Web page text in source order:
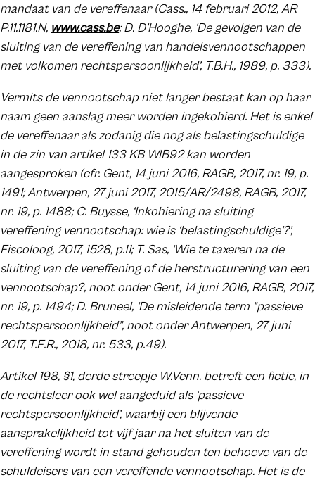
mandaat van de vereffenaar (Cass., 14 februari 2012, AR
P.11.1181.N, www.cass.be; D. D’Hooghe, ‘De gevolgen van de
sluiting van de vereffening van handelsvennootschappen
met volkomen rechtspersoonlijkheid’, T.B.H., 1989, p. 333).
Vermits de vennootschap niet langer bestaat kan op haar
naam geen aanslag meer worden ingekohierd. Het is enkel
de vereffenaar als zodanig die nog als belastingschuldige
in de zin van artikel 133 KB WIB92 kan worden
aangesproken (cfr. Gent, 14 juni 2016, RAGB, 2017, nr. 19, p.
1491; Antwerpen, 27 juni 2017, 2015/AR/2498, RAGB, 2017,
nr. 19, p. 1488; C. Buysse, ‘Inkohiering na sluiting
vereffening vennootschap: wie is ‘belastingschuldige’?’,
Fiscoloog, 2017, 1528, p.11; T. Sas, ‘Wie te taxeren na de
sluiting van de vereffening of de herstructurering van een
vennootschap?, noot onder Gent, 14 juni 2016, RAGB, 2017,
nr. 19, p. 1494; D. Bruneel, ‘De misleidende term “passieve
rechtspersoonlijkheid”, noot onder Antwerpen, 27 juni
2017, T.F.R., 2018, nr. 533, p.49).
Artikel 198, §1, derde streepje W.Venn. betreft een fictie, in
de rechtsleer ook wel aangeduid als ‘passieve
rechtspersoonlijkheid’, waarbij een blijvende
aansprakelijkheid tot vijf jaar na het sluiten van de
vereffening wordt in stand gehouden ten behoeve van de
schuldeisers van een vereffende vennootschap. Het is de